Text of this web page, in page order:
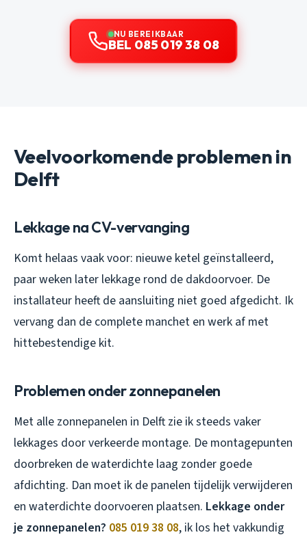
NU BEREIKBAAR
BEL 085 019 38 08
Veelvoorkomende problemen in
Delft
Lekkage na CV-vervanging
Komt helaas vaak voor: nieuwe ketel geïnstalleerd,
paar weken later lekkage rond de dakdoorvoer. De
installateur heeft de aansluiting niet goed afgedicht. Ik
vervang dan de complete manchet en werk af met
hittebestendige kit.
Problemen onder zonnepanelen
Met alle zonnepanelen in Delft zie ik steeds vaker
lekkages door verkeerde montage. De montagepunten
doorbreken de waterdichte laag zonder goede
afdichting. Dan moet ik de panelen tijdelijk verwijderen
en waterdichte doorvoeren plaatsen. Lekkage onder
je zonnepanelen? 085 019 38 08, ik los het vakkundig